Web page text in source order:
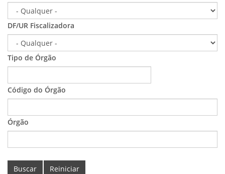
DF/UR Fiscalizadora
Tipo de Órgão
Código do Órgão
Órgão
Buscar Reiniciar